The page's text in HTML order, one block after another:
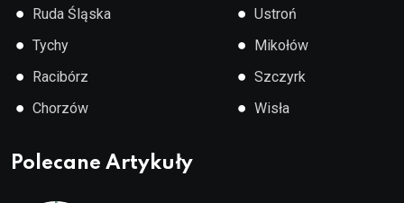
● Ruda Śląska
● Tychy
● Racibórz
● Chorzów
● Ustroń
● Mikołów
● Szczyrk
● Wisła
Polecane Artykuły